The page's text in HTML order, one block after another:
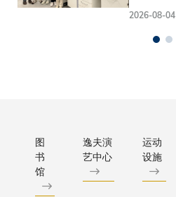
2026-08-04
图
书
馆
逸夫演
艺中心
运动
设施